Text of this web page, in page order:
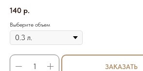
140 р.
Выберите объем
ЗАКАЗАТЬ